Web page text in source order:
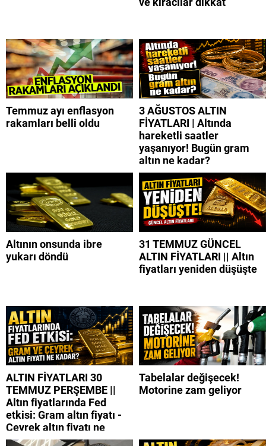
Temmuz ayı enflasyon
rakamları belli oldu
3 AĞUSTOS ALTIN
FİYATLARI | Altında
hareketli saatler
yaşanıyor! Bugün gram
altın ne kadar?
Altının onsunda ibre
yukarı döndü
31 TEMMUZ GÜNCEL
ALTIN FİYATLARI || Altın
fiyatları yeniden düşüşte
ALTIN FİYATLARI 30
TEMMUZ PERŞEMBE ||
Altın fiyatlarında Fed
etkisi: Gram altın fiyatı -
Çeyrek altın fiyatı ne
kadar?
Tabelalar değişecek!
Motorine zam geliyor